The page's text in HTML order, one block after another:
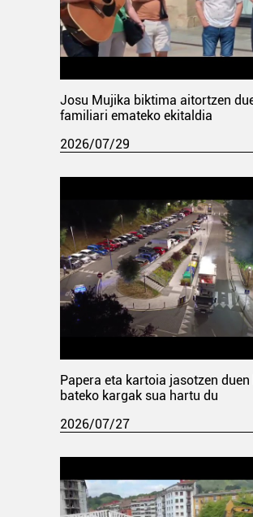
Josu Mujika biktima aitortzen
familiari emateko ekitaldia
2026/07/29
Papera eta kartoia jasotzen
bateko kargak sua hartu du
2026/07/27